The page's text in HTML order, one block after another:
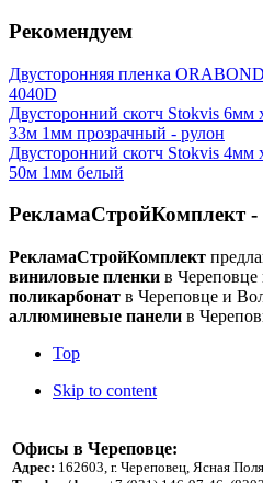
Рекомендуем
Двусторонняя пленка ORABOND
4040D
Двусторонний скотч Stokvis 6мм
33м 1мм прозрачный - рулон
Двусторонний скотч Stokvis 4мм
50м 1мм белый
РекламаСтройКомплект -
РекламаСтройКомплект
виниловые пленки в Череповце
поликарбонат в Череповце и
аллюминевые панели в
Top
Skip to content
Офисы в Череповце:
Адрес: 162603, г. Череповец, Ясная